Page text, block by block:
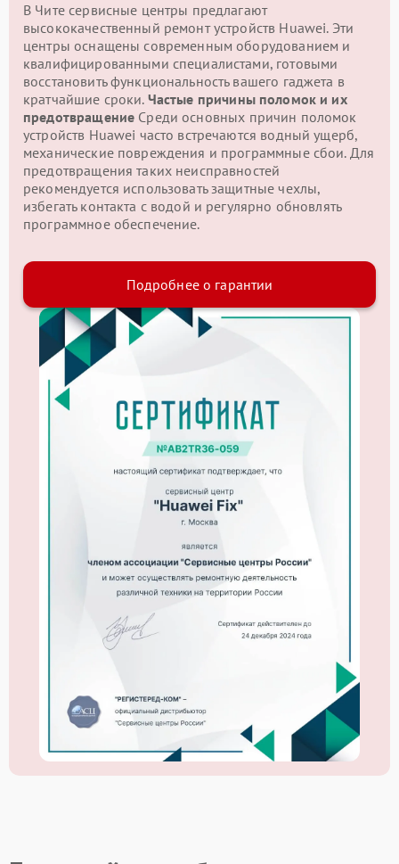
В Чите сервисные центры предлагают
высококачественный ремонт устройств Huawei. Эти
центры оснащены современным оборудованием и
квалифицированными специалистами, готовыми
восстановить функциональность вашего гаджета в
кратчайшие сроки. Частые причины поломок и их
предотвращение Среди основных причин поломок
устройств Huawei часто встречаются водный ущерб,
механические повреждения и программные сбои. Для
предотвращения таких неисправностей
рекомендуется использовать защитные чехлы,
избегать контакта с водой и регулярно обновлять
программное обеспечение.
Подробнее о гарантии